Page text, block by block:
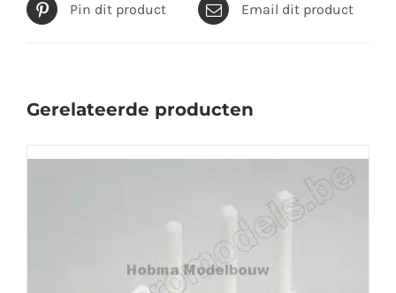
Pin dit product Email dit product
Gerelateerde producten